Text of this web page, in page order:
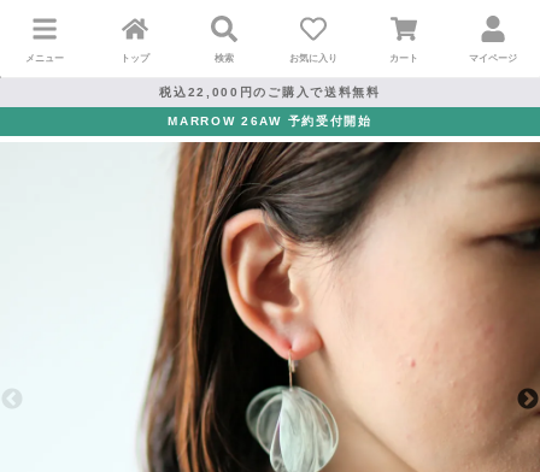
メニュー トップ 検索 お気に入り カート マイページ
税込22,000円のご購入で送料無料
MARROW 26AW 予約受付開始